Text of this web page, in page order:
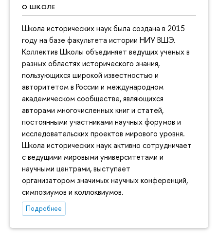
О ШКОЛЕ
Школа исторических наук была создана в 2015
году на базе факультета истории НИУ ВШЭ.
Коллектив Школы объединяет ведущих ученых в
разных областях исторического знания,
пользующихся широкой известностью и
авторитетом в России и международном
академическом сообществе, являющихся
авторами многочисленных книг и статей,
постоянными участниками научных форумов и
исследовательских проектов мирового уровня.
Школа исторических наук активно сотрудничает
с ведущими мировыми университетами и
научными центрами, выступает
организатором значимых научных конференций,
симпозиумов и коллоквиумов.
Подробнее